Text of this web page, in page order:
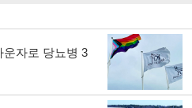
운자로 당뇨병 3